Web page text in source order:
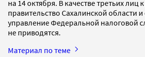
на 14 октября. В качестве третьих лиц
правительство Сахалинской области
управление Федеральной налоговой
не приводятся.
Материал по теме